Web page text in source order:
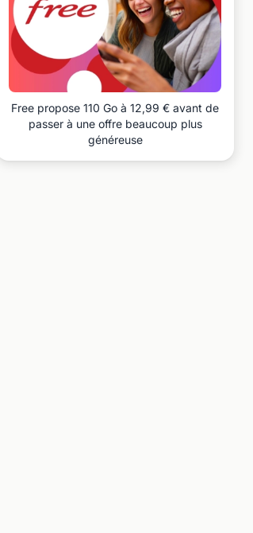
Free propose 110 Go à 12,99 € avant de
passer à une offre beaucoup plus
généreuse